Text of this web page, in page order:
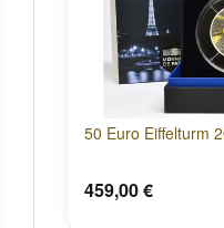
50 Euro Eiffelturm
459,00 €